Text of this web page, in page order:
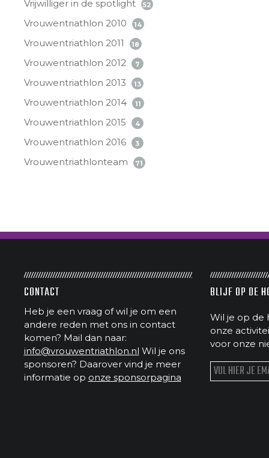
Vrijwilliger in de spotlight 52
Vrouwentriathlon 2010 14
Vrouwentriathlon 2011 18
Vrouwentriathlon 2012 7
Vrouwentriathlon 2013 13
Vrouwentriathlon 2014 11
Vrouwentriathlon 2015 4
Vrouwentriathlon 2016 3
Vrouwentriathlonteam 71
CONTACT
Heb je een vraag of wil je om een
andere reden met ons in contact
komen? Mail dan naar:
info@vrouwentriathlon.nl Wil je ons
sponsoren? Daarover vind je meer
informatie op onze sponsorpagina
BLIJF OP DE
Wil je op de
onze
voor onze